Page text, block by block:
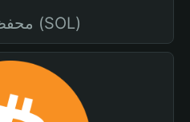
محفظة سولانا (SOL)